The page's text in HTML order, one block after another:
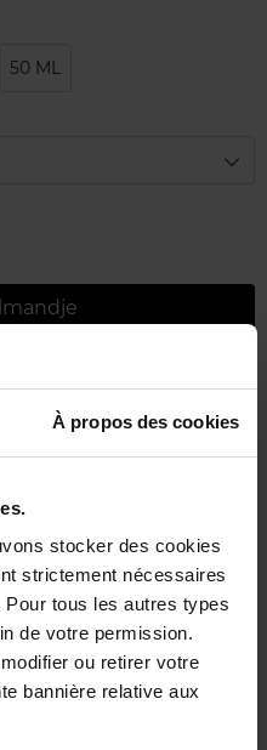
À propos des cookies
stocker des cookies
strictement nécessaires
tous les autres types
de votre permission.
ou retirer votre
bannière relative aux
50 ML